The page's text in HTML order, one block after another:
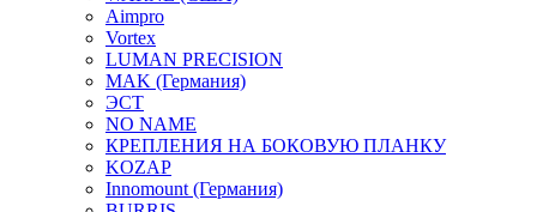
Aimpro
Vortex
LUMAN PRECISION
MAK (Германия)
ЭСТ
NO NAME
КРЕПЛЕНИЯ НА БОКОВУЮ ПЛАНКУ
KOZAP
Innomount (Германия)